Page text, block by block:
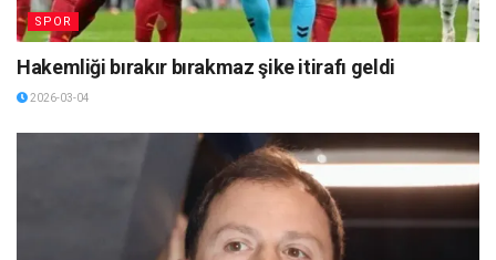
SPOR
Hakemliği bırakır bırakmaz şike itirafı geldi
2026-03-04